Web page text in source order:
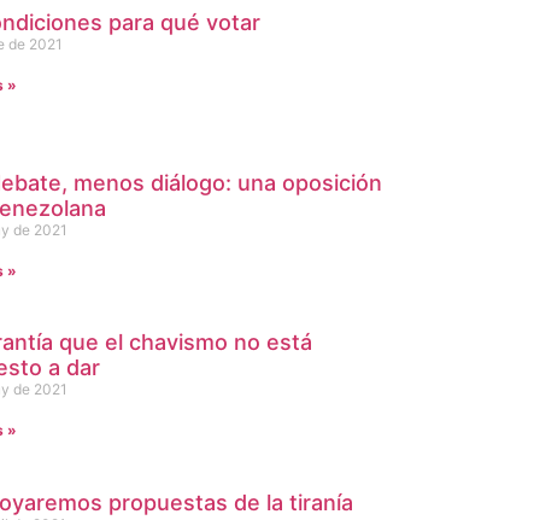
para qué votar
de 2021
»
menos diálogo: una oposición
de 2021
»
que el chavismo no está
a dar
de 2021
»
propuestas de la tiranía